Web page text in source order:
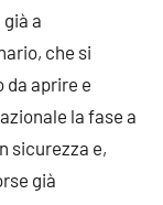
a
che si
da aprire e
la fase a
sicurezza e,
già